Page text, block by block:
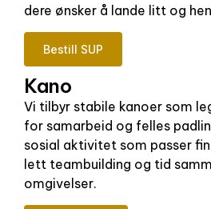
dere ønsker å lande litt og
Bestill SUP
Kano
Vi tilbyr stabile kanoer som
for samarbeid og felles
sosial aktivitet som passer
lett teambuilding og tid
omgivelser.